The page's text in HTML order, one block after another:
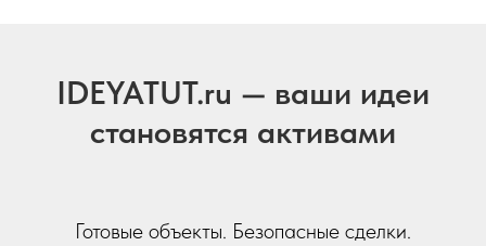
IDEYATUT.ru — ваши идеи
становятся активами
Готовые объекты. Безопасные сделки.